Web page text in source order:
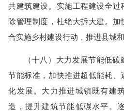
共建筑建设。实施工程建设全过
除管理制度，杜绝大拆大建。
合实施乡村建设行动，推进县城
（十八）大力发展节能低
节能标准，加快推进超低能耗、
化发展。大力推进城镇既有建
造，提升建筑节能低碳水平。